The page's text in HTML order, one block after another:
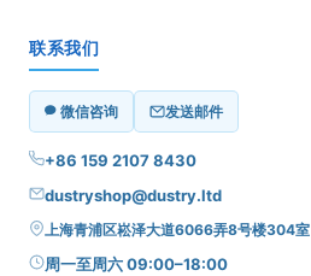
联系我们
微信咨询 发送邮件
+86 159 2107 8430
dustryshop@dustry.ltd
上海青浦区崧泽大道6066弄8号楼304室
周一至周六 09:00–18:00